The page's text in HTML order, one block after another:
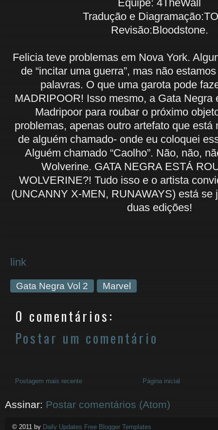
Equipe: 4TheWall
Tradução e
Revisão:Bloodstone.
Felicia teve problemas em Nova York.
de “incitar uma guerra”, mas não
palavras. O que uma garota pode
MADRIPOOR! Isso mesmo, a Gata Negra
Madripoor para roubar o próximo
problemas, apenas outro artefato que está
de alguém chamado- onde eu coloquei
Alguém chamado “Caolho”. Não, não,
Wolverine. GATA NEGRA ESTÁ
WOLVERINE?! Tudo isso e o artista
(UNCANNY X-MEN, RUNAWAYS) está se
duas edições!
link
Gata Negra Vol 2 Marvel
0 comentários:
Postar um comentário
Postagem mais recente Página inicial
Assinar: Postar comentários (Atom)
© 2011 by Daily Updates Free Blogger Templates